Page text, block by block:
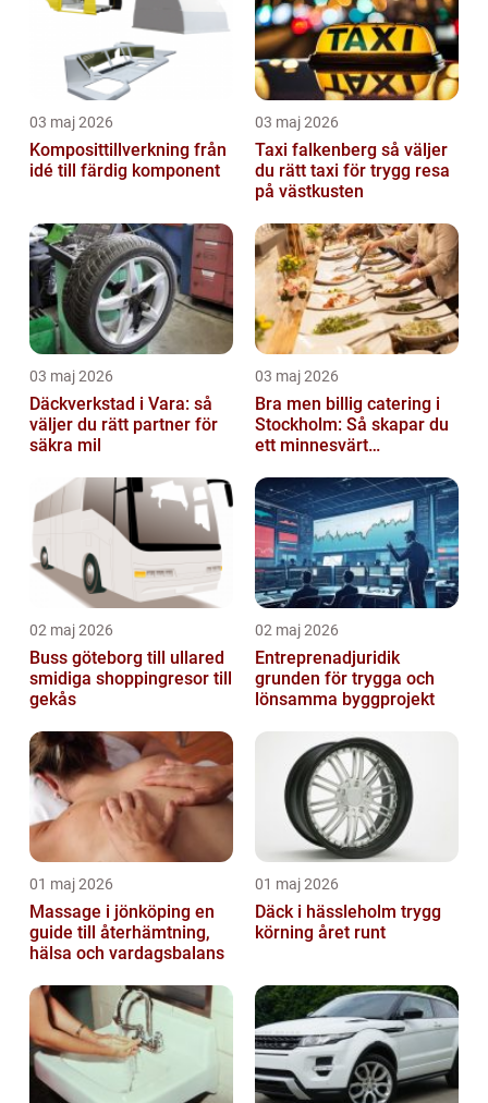
03 maj 2026
Komposittillverkning från
idé till färdig komponent
03 maj 2026
Taxi falkenberg så väljer
du rätt taxi för trygg resa
på västkusten
03 maj 2026
Däckverkstad i Vara: så
väljer du rätt partner för
säkra mil
03 maj 2026
Bra men billig catering i
Stockholm: Så skapar du
ett minnesvärt
02 maj 2026
Buss göteborg till ullared
smidiga shoppingresor till
gekås
02 maj 2026
Entreprenadjuridik
grunden för trygga och
lönsamma byggprojekt
01 maj 2026
Massage i jönköping en
guide till återhämtning,
hälsa och vardagsbalans
01 maj 2026
Däck i hässleholm trygg
körning året runt